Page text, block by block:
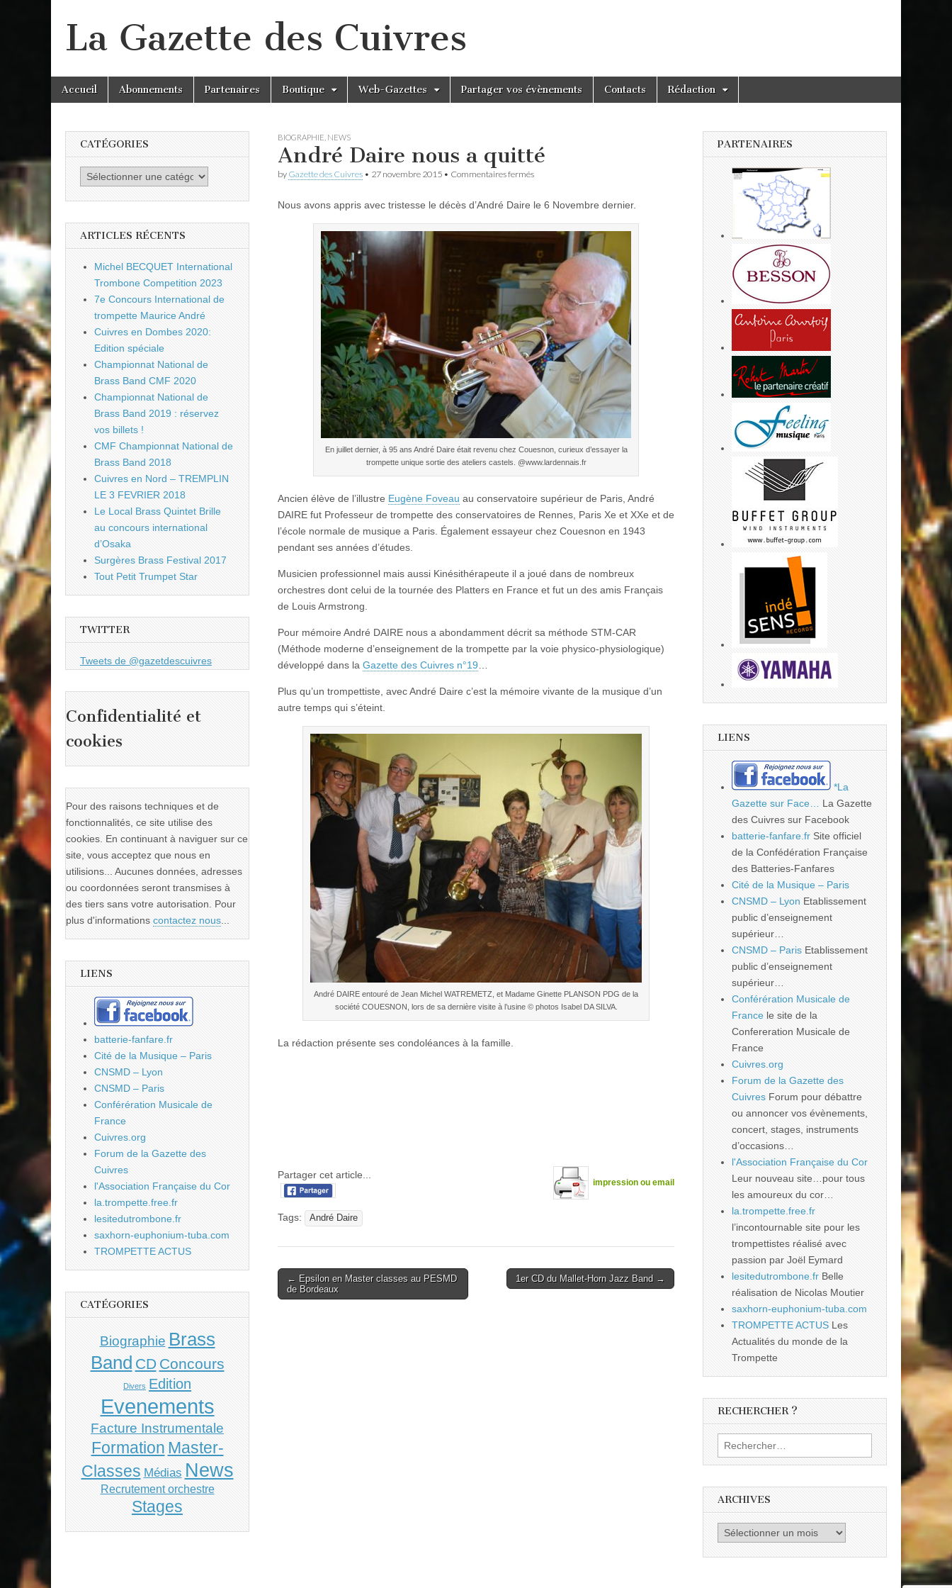
La Gazette des Cuivres
Main
menu
Skip
Accueil Abonnements Partenaires Boutique Web-Gazettes Partager vos évènements Contacts Rédaction
BIOGRAPHIE NEWS
André Daire nous a quitté
by Gazette des Cuivres • 27 novembre 2015 • Commentaires ferméssur
nous
quitté
Nous avons appris avec tristesse le décès d’André Daire le 6 Novembre dernier.
En juillet dernier, à 95 ans André Daire était revenu chez Couesnon, curieux d’essayer la
trompette unique sortie des ateliers castels. @www.lardennais.fr
Ancien élève de l’illustre Eugène Foveau au conservatoire supérieur de Paris, André
DAIRE fut Professeur de trompette des conservatoires de Rennes, Paris Xe et XXe et de
l’école normale de musique a Paris. Également essayeur chez Couesnon en 1943
pendant ses années d’études.
Musicien professionnel mais aussi Kinésithérapeute il a joué dans de nombreux
orchestres dont celui de la tournée des Platters en France et fut un des amis Français
de Louis Armstrong.
Pour mémoire André DAIRE nous a abondamment décrit sa méthode STM-CAR
(Méthode moderne d’enseignement de la trompette par la voie physico-physiologique)
développé dans la Gazette des Cuivres n°19
Plus qu’un trompettiste, avec André Daire c’est la mémoire vivante de la musique d’un
autre temps qui s’éteint.
André DAIRE entouré de Jean Michel WATREMETZ, et Madame Ginette PLANSON PDG de la
société COUESNON, lors de sa dernière visite à l’usine © photos Isabel DA SILVA.
La rédaction présente ses condoléances à la famille.
impression ou email
Partager cet article...
Tags: André Daire
Post
navigation
← Epsilon en Master classes au PESMD
de Bordeaux
1er CD du Mallet-Horn Jazz Band →
CATÉGORIES
Catégories
ARTICLES RÉCENTS
Michel BECQUET International
Trombone Competition 2023
7e Concours International de
trompette Maurice André
Cuivres en Dombes 2020:
Edition spéciale
Championnat National de
Brass Band CMF 2020
Championnat National de
Brass Band 2019 : réservez
vos billets !
CMF Championnat National de
Brass Band 2018
Cuivres en Nord – TREMPLIN
LE 3 FEVRIER 2018
Le Local Brass Quintet Brille
au concours international
d’Osaka
Surgères Brass Festival 2017
Tout Petit Trumpet Star
TWITTER
Tweets de @gazetdescuivres
Confidentialité et
cookies
Pour des raisons techniques et de
fonctionnalités, ce site utilise des
cookies. En continuant à naviguer sur ce
site, vous acceptez que nous en
utilisions... Aucunes données, adresses
ou coordonnées seront transmises à
des tiers sans votre autorisation. Pour
plus d'informations contactez nous...
LIENS
batterie-fanfare.fr
Cité de la Musique – Paris
CNSMD – Lyon
CNSMD – Paris
Conférération Musicale de
France
Cuivres.org
Forum de la Gazette des
Cuivres
l'Association Française du Cor
la.trompette.free.fr
lesitedutrombone.fr
saxhorn-euphonium-tuba.com
TROMPETTE ACTUS
CATÉGORIES
Biographie Brass
Band CD Concours
Divers Edition
Evenements
Facture Instrumentale
Formation Master-
Classes Médias News
Recrutement orchestre
Stages
PARTENAIRES
LIENS
*La
Gazette sur Face…
La Gazette
des Cuivres sur Facebook
batterie-fanfare.fr Site officiel
de la Confédération Française
des Batteries-Fanfares
Cité de la Musique – Paris
CNSMD – Lyon Etablissement
public d’enseignement
supérieur…
CNSMD – Paris Etablissement
public d’enseignement
supérieur…
Conférération Musicale de
France le site de la
Confereration Musicale de
France
Cuivres.org
Forum de la Gazette des
Cuivres Forum pour débattre
ou annoncer vos évènements,
concert, stages, instruments
d’occasions…
l'Association Française du Cor
Leur nouveau site…pour tous
les amoureux du cor…
la.trompette.free.fr
l’incontournable site pour les
trompettistes réalisé avec
passion par Joël Eymard
lesitedutrombone.fr Belle
réalisation de Nicolas Moutier
saxhorn-euphonium-tuba.com
TROMPETTE ACTUS Les
Actualités du monde de la
Trompette
RECHERCHER ?
Rechercher :
ARCHIVES
Archives